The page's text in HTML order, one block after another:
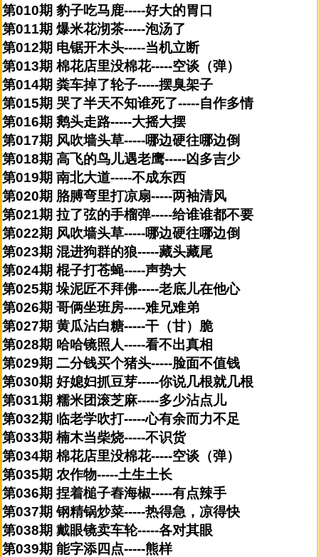
第010期 豹子吃马鹿-----好大的胃口
第011期 爆米花沏茶-----泡汤了
第012期 电锯开木头-----当机立断
第013期 棉花店里没棉花-----空谈（弹）
第014期 粪车掉了轮子-----摆臭架子
第015期 哭了半天不知谁死了-----自作多情
第016期 鹅头走路-----大摇大摆
第017期 风吹墙头草-----哪边硬往哪边倒
第018期 高飞的鸟儿遇老鹰-----凶多吉少
第019期 南北大道-----不成东西
第020期 胳膊弯里打凉扇-----两袖清风
第021期 拉了弦的手榴弹-----给谁谁都不要
第022期 风吹墙头草-----哪边硬往哪边倒
第023期 混进狗群的狼-----藏头藏尾
第024期 棍子打苍蝇-----声势大
第025期 垛泥匠不拜佛-----老底儿在他心
第026期 哥俩坐班房-----难兄难弟
第027期 黄瓜沾白糖-----干（甘）脆
第028期 哈哈镜照人-----看不出真相
第029期 二分钱买个猪头-----脸面不值钱
第030期 好媳妇抓豆芽-----你说几根就几根
第031期 糯米团滚芝麻-----多少沾点儿
第032期 临老学吹打-----心有余而力不足
第033期 楠木当柴烧-----不识货
第034期 棉花店里没棉花-----空谈（弹）
第035期 农作物-----土生土长
第036期 捏着槌子舂海椒-----有点辣手
第037期 钢精锅炒菜-----热得急，凉得快
第038期 戴眼镜卖车轮-----各对其眼
第039期 能字添四点-----熊样